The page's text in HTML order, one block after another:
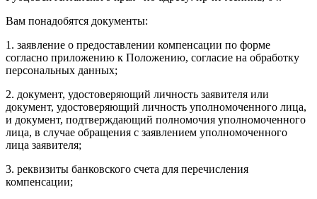
Вам понадобятся документы:
1. заявление о предоставлении компенсации по форме
согласно приложению к Положению, согласие на обработку
персональных данных;
2. документ, удостоверяющий личность заявителя или
документ, удостоверяющий личность уполномоченного лица,
и документ, подтверждающий полномочия уполномоченного
лица, в случае обращения с заявлением уполномоченного
лица заявителя;
3. реквизиты банковского счета для перечисления
компенсации;